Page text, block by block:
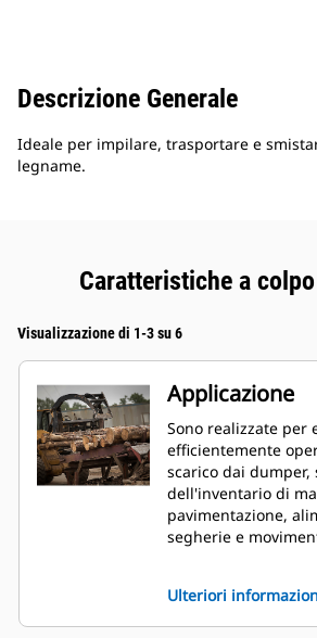
Descrizione Generale
Ideale per impilare, trasportare e
legname.
Caratteristiche a
Visualizzazione di 1-3 su 6
Applicazione
Sono realizzate per
efficientemente
scarico dai dumper,
dell'inventario di
pavimentazione,
segherie e
Ulteriori